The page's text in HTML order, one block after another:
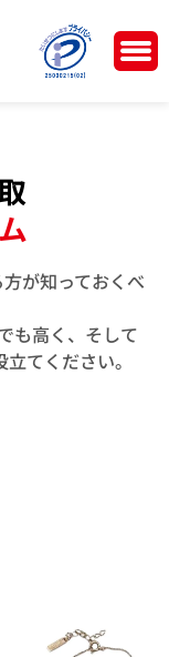
が知っておくべ
も高く、そして
てください。